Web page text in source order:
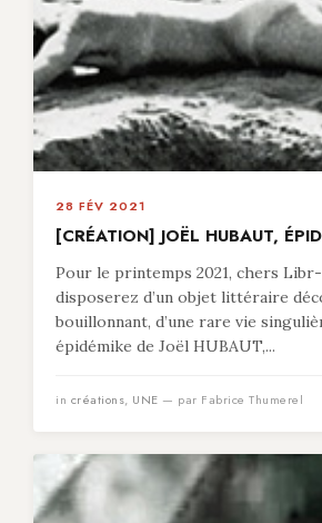
28 FÉV 2021
[CRÉATION] JOËL HUBAUT,
Pour le printemps 2021, chers
disposerez d’un objet littéraire
bouillonnant, d’une rare vie
épidémike de Joël HUBAUT,...
in créations, UNE — par Fabrice Thumerel